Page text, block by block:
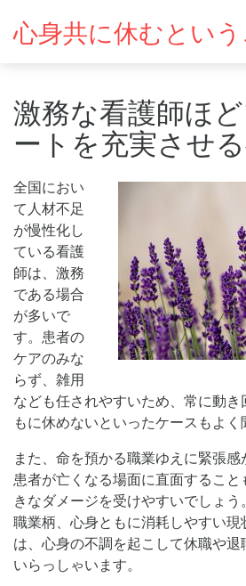
心身共に休むという
激務な看護師ほ
ートを充実させ
全国におい
て人材不足
が慢性化し
ている看護
師は、激務
である場合
が多いで
す。患者の
ケアのみな
らず、雑用
なども任されやすいため、常に動
もに休めないといったケースもよく
また、命を預かる職業ゆえに緊張感
患者が亡くなる場面に直面するこ
きなダメージを受けやすいでしょ
職業柄、心身ともに消耗しやすい
は、心身の不調を起こして休職や
いらっしゃいます。